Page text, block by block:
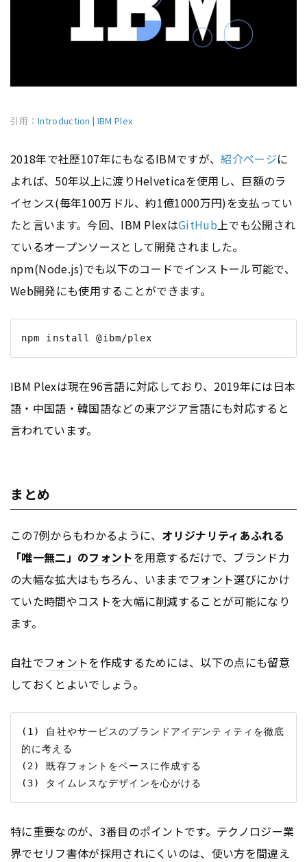
引用： Introduction | IBM Plex
2018年で社歴107年にもなるIBMですが、紹介ページに
よれば、50年以上に渡りHelveticaを使用し、巨額のラ
イセンス(毎年100万ドル、約1億1000万円)を支払ってい
たと言います。今回、IBM PlexはGitHub上でも公開され
ているオープンソースとして開発されました。
npm(Node.js)でも以下のコードでインストール可能で、
Web開発にも使用することができます。
IBM Plexは現在96言語に対応しており、2019年には日本
語・中国語・韓国語などの東アジア言語にも対応すると
言われています。
まとめ
この7例からもわかるように、 オリジナリティあふれる
「唯一無二」のフォントを用意するだけで、ブランド力
の大幅な拡大はもちろん、いままでフォント選びにかけ
ていた時間やコストを大幅に削減することが可能になり
ます。
自社でフォントを作成するためには、以下の点にも留意
しておくとよいでしょう。
(1) 自社やサービスのブランドアイデンティティを徹底
的に考える
(2) 既存フォントをベースに作成する
特に重要なのが、3番目のポイントです。テクノロジー業
界でセリフ書体が採用されにくいのは、使い方を間違え